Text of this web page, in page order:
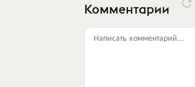
Комментарии
Написать комментарий...